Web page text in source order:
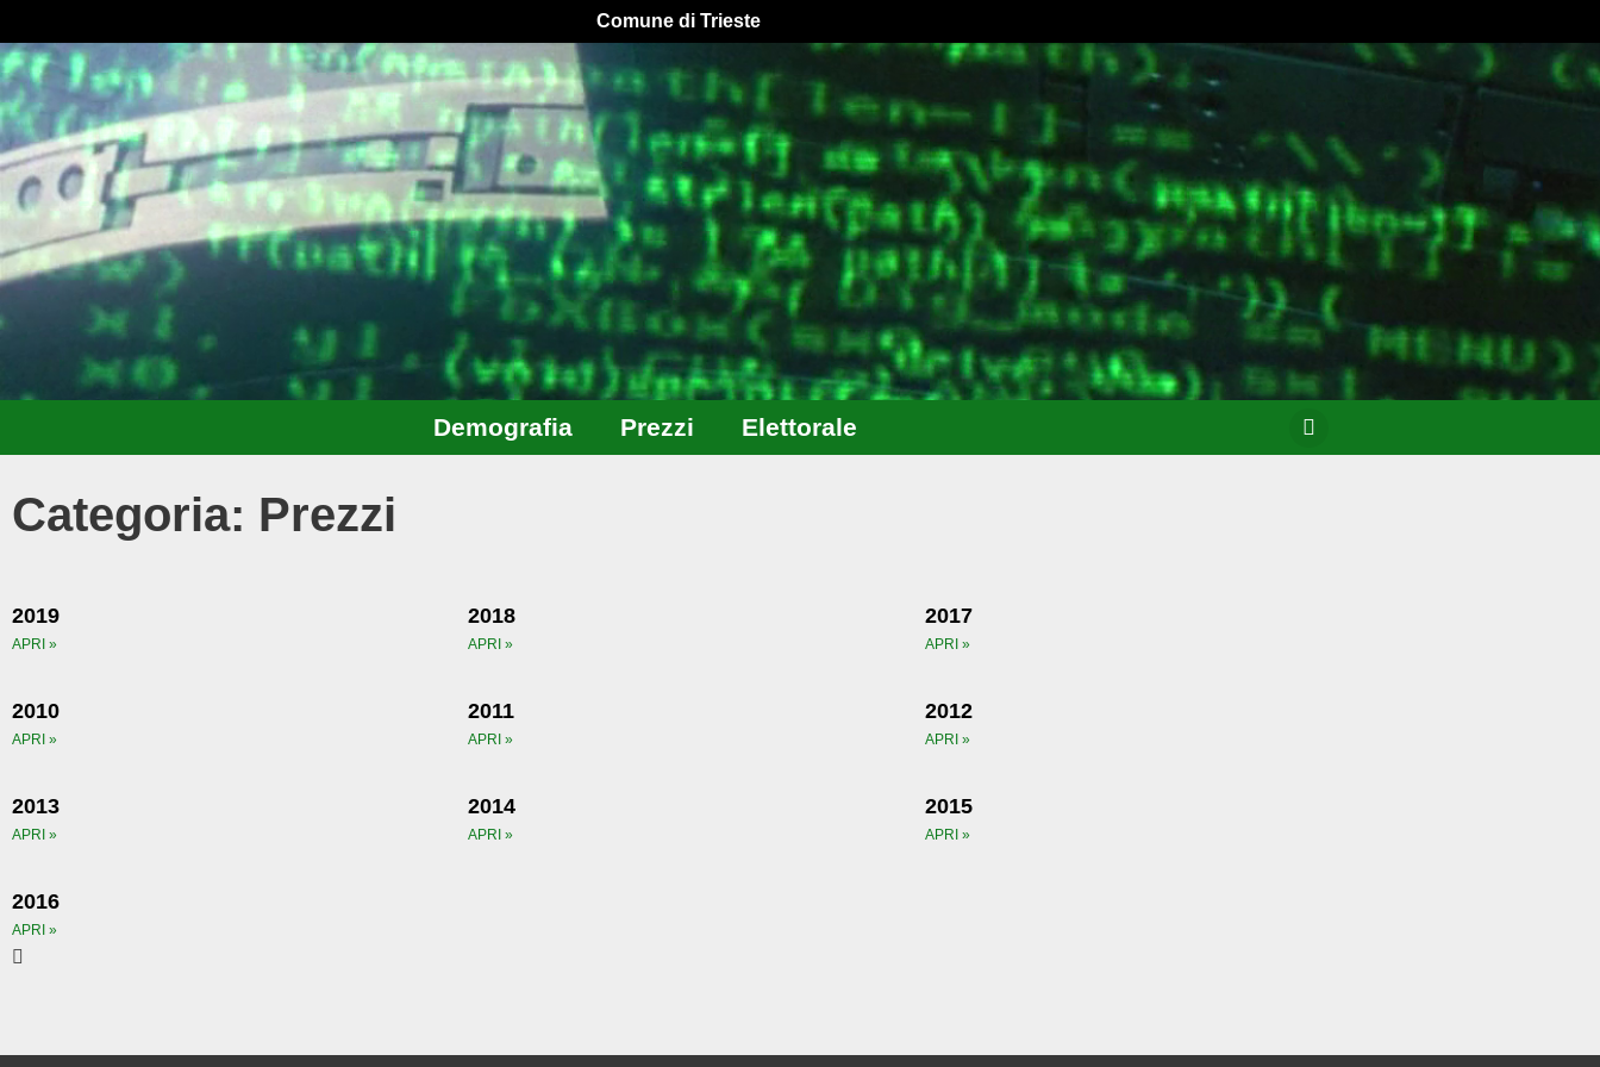
Comune di Trieste
Demografia Prezzi Elettorale
Categoria: Prezzi
2019
APRI »
2018
APRI »
2017
APRI »
2010
APRI »
2011
APRI »
2012
APRI »
2013
APRI »
2014
APRI »
2015
APRI »
2016
APRI »